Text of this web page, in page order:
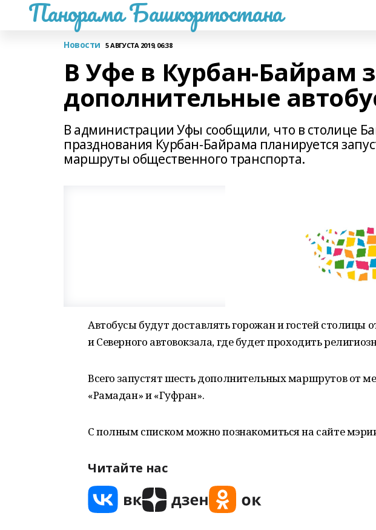
Панорама Башкортостана
Новости 5 АВГУСТА 2019, 06:38
В Уфе в Курбан-Байрам
дополнительные
В администрации Уфы сообщили, что в столице
празднования Курбан-Байрама планируется
маршруты общественного транспорта.
Автобусы будут доставлять горожан и гостей столицы
и Северного автовокзала, где будет проходить
Всего запустят шесть дополнительных маршрутов от
«Рамадан» и «Гуфран».
С полным списком можно познакомиться на сайте
Читайте нас